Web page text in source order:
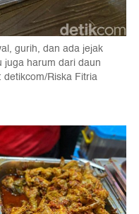
gurih, dan ada jejak
juga harum dari daun
Riska Fitria